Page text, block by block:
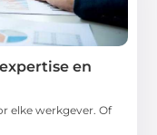
en
elke werkgever. Of